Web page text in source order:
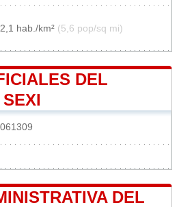
2,1 hab./km² (5,6 pop/sq mi)
DEL
061309
DEL